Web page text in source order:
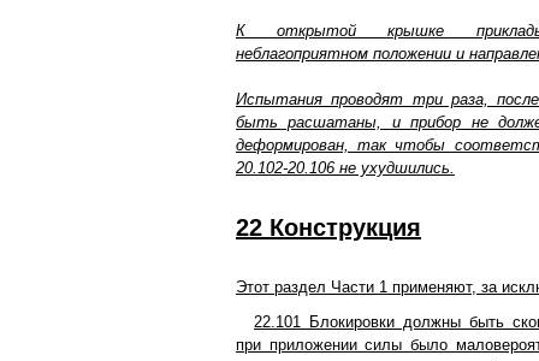
К открытой крышке
неблагоприятном положении и
Испытания проводят три раза,
быть расшатаны, и прибор не
деформирован, так чтобы
20.102-20.106 не ухудшились.
22 Конструкция
Этот раздел Части 1 применяют, за
22.101 Блокировки должны быть
при приложении силы было